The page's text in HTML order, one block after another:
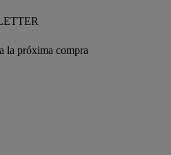
la próxima compra